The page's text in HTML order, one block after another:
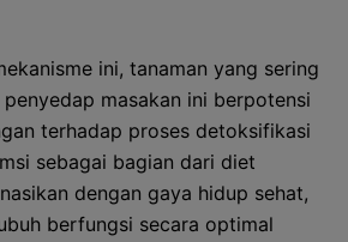
ini, tanaman yang sering
masakan ini berpotensi
terhadap proses detoksifikasi
sebagai bagian dari diet
dengan gaya hidup sehat,
berfungsi secara optimal